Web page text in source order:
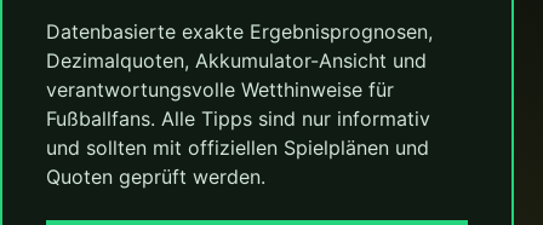
Datenbasierte exakte Ergebnisprognosen,
Dezimalquoten, Akkumulator-Ansicht und
verantwortungsvolle Wetthinweise für
Fußballfans. Alle Tipps sind nur informativ
und sollten mit offiziellen Spielplänen und
Quoten geprüft werden.